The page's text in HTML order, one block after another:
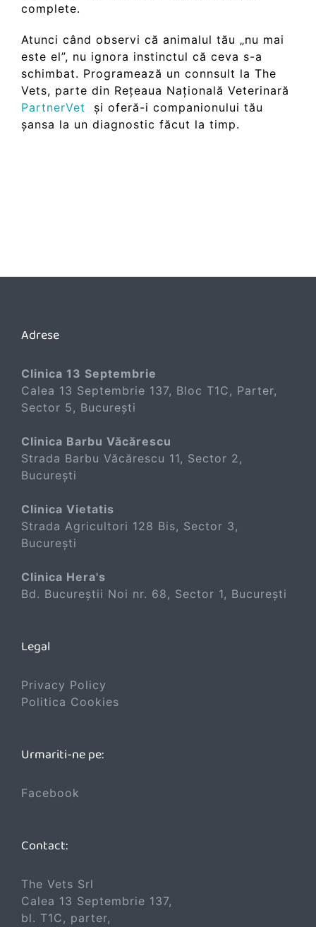
complete.
Atunci când observi că animalul tău „nu mai
este el”, nu ignora instinctul că ceva s-a
schimbat. Programează un connsult la The
Vets, parte din Rețeaua Națională Veterinară
PartnerVet și oferă-i companionului tău
șansa la un diagnostic făcut la timp.
Adrese
Clinica 13 Septembrie
Calea 13 Septembrie 137, Bloc T1C, Parter,
Sector 5, București
Clinica Barbu Văcărescu
Strada Barbu Văcărescu 11, Sector 2,
București
Clinica Vietatis
Strada Agricultori 128 Bis, Sector 3,
București
Clinica Hera's
Bd. Bucureștii Noi nr. 68, Sector 1, București
Legal
Privacy Policy
Politica Cookies
Urmariti-ne pe:
Facebook
Contact:
The Vets Srl
Calea 13 Septembrie 137,
bl. T1C, parter,